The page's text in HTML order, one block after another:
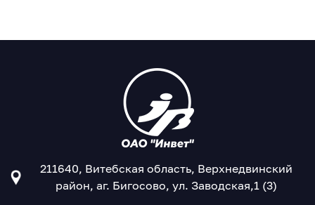
211640, Витебская область, Верхнедвинский
район, аг. Бигосово, ул. Заводская,1 (3)